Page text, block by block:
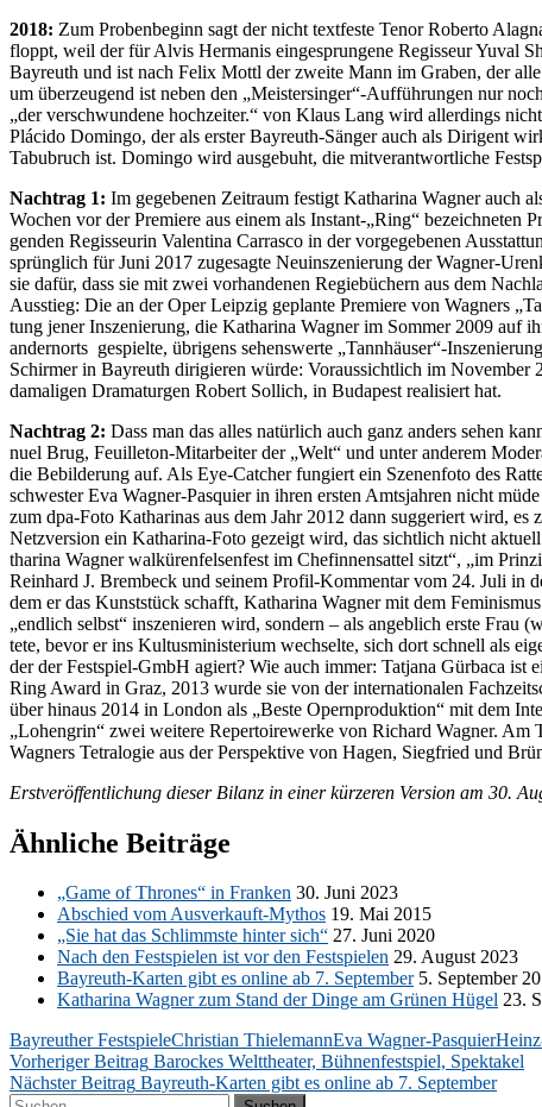
2018: Zum Pro­ben­be­ginn sagt der nicht text­fes­te Te­nor Ro­ber­to
floppt, weil der für Al­vis Her­ma­nis ein­ge­sprun­ge­ne Re­gis­seur Yu­val
Bay­reuth und ist nach Fe­lix Mottl der zwei­te Mann im Gra­ben, der
um über­zeu­gend ist ne­ben den „Meistersinger“-Aufführungen nur
„der ver­schwun­de­ne hoch­zei­ter.“ von Klaus Lang wird al­ler­dings
Plá­ci­do Dom­in­go, der als ers­ter Bay­reuth-Sän­ger auch als Di­ri­gent
Ta­bu­bruch ist. Dom­in­go wird aus­ge­buht, die mit­ver­ant­wort­li­che
Nach­trag 1: Im ge­ge­be­nen Zeit­raum fes­tigt Ka­tha­ri­na Wag­ner auch
Wo­chen vor der Pre­mie­re aus ei­nem als Instant-„Ring“
gen­den Re­gis­seu­rin Va­len­ti­na Car­ras­co in der vor­ge­ge­be­nen
sprüng­lich für Juni 2017 zu­ge­sag­te Neu­in­sze­nie­rung der Wag­ner-
sie da­für, dass sie mit zwei vor­han­de­nen Re­gie­bü­chern aus dem
Aus­stieg: Die an der Oper Leip­zig ge­plan­te Pre­mie­re von Wag­ners
tung je­ner In­sze­nie­rung, die Ka­tha­ri­na Wag­ner im Som­mer 2009 auf
an­dern­orts ge­spiel­te, üb­ri­gens se­hens­wer­te „Tannhäuser“-
Schirm­er in Bay­reuth di­ri­gie­ren wür­de: Vor­aus­sicht­lich im No­vem­ber
da­ma­li­gen Dra­ma­tur­gen Ro­bert Sol­lich, in Bu­da­pest rea­li­siert hat.
Nach­trag 2: Dass man das al­les na­tür­lich auch ganz an­ders se­hen
nu­el Brug, Feuil­le­ton-Mit­ar­bei­ter der „Welt“ und un­ter an­de­rem
die Be­bil­de­rung auf. Als Eye-Cat­cher fun­giert ein Sze­nen­fo­to des
schwes­ter Eva Wag­ner-Pas­quier in ih­ren ers­ten Amts­jah­ren nicht
zum dpa-Foto Ka­tha­ri­nas aus dem Jahr 2012 dann sug­ge­riert wird,
Netz­ver­si­on ein Ka­tha­ri­na-Foto ge­zeigt wird, das sicht­lich nicht
tha­ri­na Wag­ner wal­kü­ren­fel­sen­fest im Che­fin­nen­sat­tel sitzt“, „im
Rein­hard J. Brem­beck und sei­nem Pro­fil-Kom­men­tar vom 24. Juli in
dem er das Kunst­stück schafft, Ka­tha­ri­na Wag­ner mit dem
„end­lich selbst“ in­sze­nie­ren wird, son­dern – als an­geb­lich ers­te
te­te, be­vor er ins Kul­tus­mi­nis­te­ri­um wech­sel­te, sich dort schnell als
der der Fest­spiel-GmbH agiert? Wie auch im­mer: Tat­ja­na Gür­ba­ca
Ring Award in Graz, 2013 wur­de sie von der in­ter­na­tio­na­len
über hin­aus 2014 in Lon­don als „Bes­te Opern­pro­duk­ti­on“ mit dem
„Lo­hen­grin“ zwei wei­te­re Re­per­toire­wer­ke von Ri­chard Wag­ner. Am
Wag­ners Te­tra­lo­gie aus der Per­spek­ti­ve von Ha­gen, Sieg­fried und
Erst­ver­öf­fent­li­chung die­ser Bi­lanz in ei­ner kür­ze­ren Ver­si­on am 30.
Ähnliche Beiträge
„Game of Thro­nes“ in Fran­ken 30. Juni 2023
Ab­schied vom Aus­ver­kauft-My­thos 19. Mai 2015
„Sie hat das Schlimms­te hin­ter sich“ 27. Juni 2020
Nach den Fest­spie­len ist vor den Fest­spie­len 29. Au­gust 2023
Bay­reuth-Kar­ten gibt es on­line ab 7. Sep­tem­ber5. Sep­tem­ber
Ka­tha­ri­na Wag­ner zum Stand der Din­ge am Grü­nen Hü­gel 23.
Bayreuther FestspieleChristian ThielemannEva Wagner-Pasquier
Beitragsnavigation
Vorheriger Beitrag Barockes Welttheater, Bühnenfestspiel, Spektakel
Nächster Beitrag Bayreuth-Karten gibt es online ab 7. September